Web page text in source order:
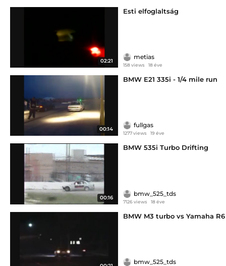
02:21
Esti elfoglaltság
metias
158 views 18 éve
00:14
BMW E21 335i - 1/4 mile run
fullgas
1277 views 19 éve
00:16
BMW 535i Turbo Drifting
bmw_525_tds
7126 views 18 éve
BMW M3 turbo vs Yamaha R6
bmw_525_tds